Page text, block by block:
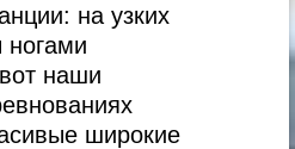
на узких
ногами
наши
широкие